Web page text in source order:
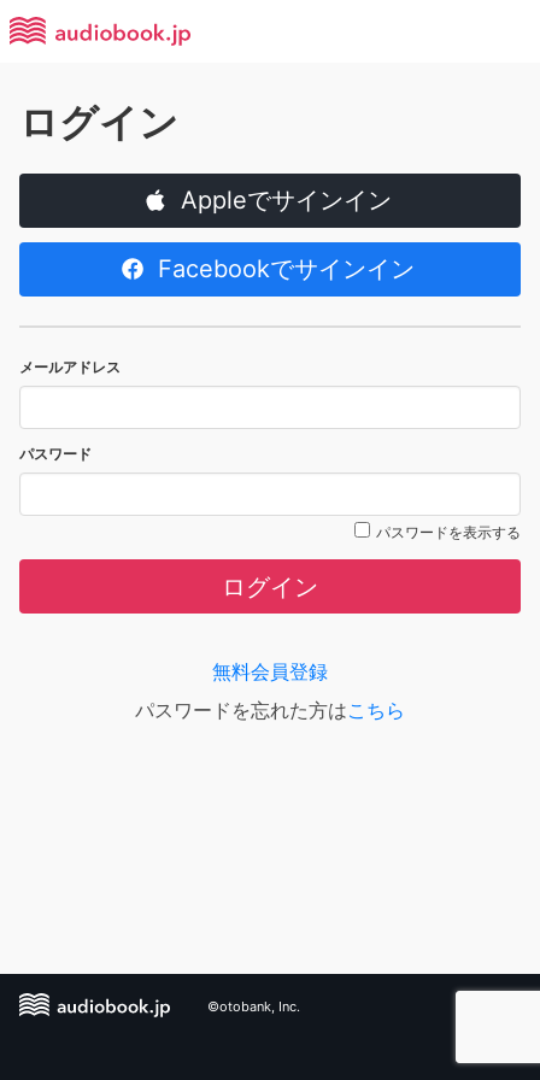
ログイン
Appleでサインイン
Facebookでサインイン
メールアドレス
パスワード
パスワードを表示する
ログイン
無料会員登録
パスワードを忘れた方はこちら
©otobank, Inc.